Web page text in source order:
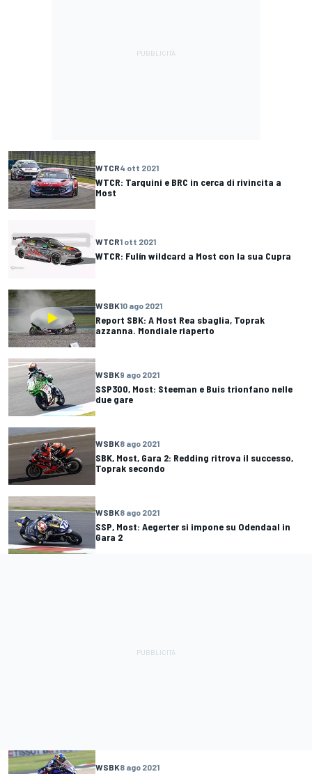
WTCR4 ott 2021
WTCR: Tarquini e BRC in cerca di rivincita a
Most
WTCR1 ott 2021
WTCR: Fulín wildcard a Most con la sua Cupra
WSBK10 ago 2021
Report SBK: A Most Rea sbaglia, Toprak
azzanna. Mondiale riaperto
WSBK9 ago 2021
SSP300, Most: Steeman e Buis trionfano nelle
due gare
WSBK8 ago 2021
SBK, Most, Gara 2: Redding ritrova il successo,
Toprak secondo
WSBK8 ago 2021
SSP, Most: Aegerter si impone su Odendaal in
Gara 2
WSBK8 ago 2021